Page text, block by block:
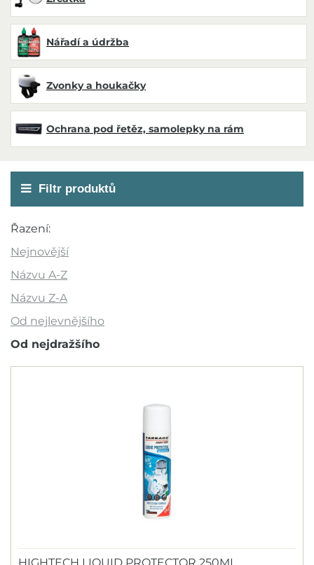
Nářadí a údržba
Zvonky a houkačky
Ochrana pod řetěz, samolepky na rám
Filtr produktů
Outlet
Doporučujeme
COXA
Řazení:
Nejnovější
Názvu A-Z
Názvu Z-A
Od nejlevnějšího
Od nejdražšího